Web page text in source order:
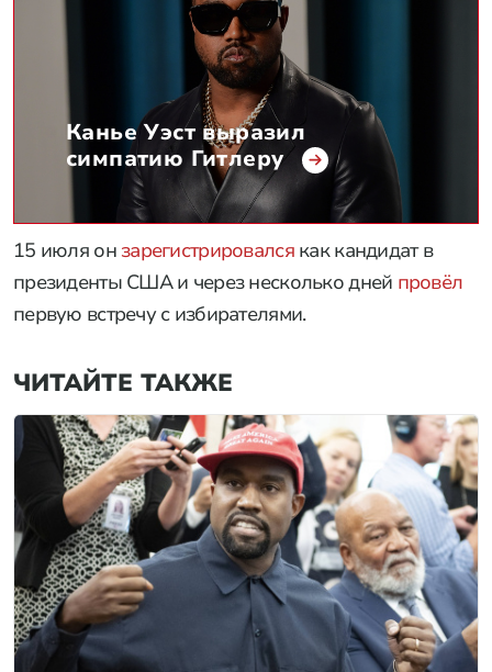
Канье Уэст выразил
симпатию Гитлеру
15 июля он зарегистрировалсякак кандидат в
президенты США и через несколько дней провёл
первую встречу с избирателями.
ЧИТАЙТЕ ТАКЖЕ